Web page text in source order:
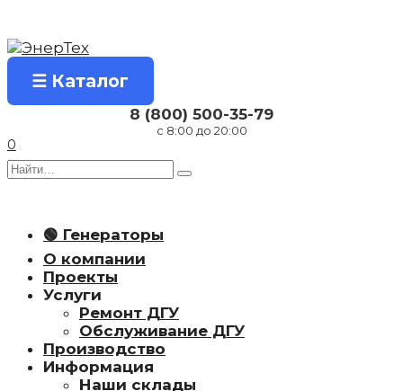
содержанию
☰ Каталог
8 (800) 500-35-79
с 8:00 до 20:00
0
Search
🟢 Генераторы
О компании
Проекты
Услуги
Ремонт ДГУ
Обслуживание ДГУ
Производство
Информация
Наши склады